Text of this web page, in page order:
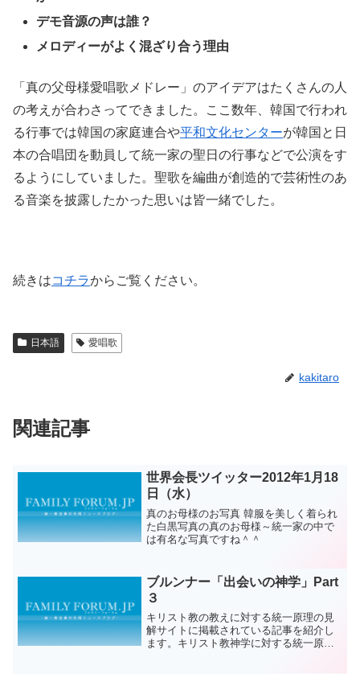
デモ音源の声は誰？
メロディーがよく混ざり合う理由
「真の父母様愛唱歌メドレー」のアイデアはたくさんの人
の考えが合わさってできました。ここ数年、韓国で行われ
る行事では韓国の家庭連合や平和文化センターが韓国と日
本の合唱団を動員して統一家の聖日の行事などで公演をす
るようにしていました。聖歌を編曲が創造的で芸術性のあ
る音楽を披露したかった思いは皆一緒でした。
続きはコチラからご覧ください。
日本語 愛唱歌
kakitaro
関連記事
世界会長ツイッター2012年1月18
日（水）
真のお母様のお写真 韓服を美しく着られ
た白黒写真の真のお母様～統一家の中で
は有名な写真ですね＾＾
ブルンナー「出会いの神学」Part
３
キリスト教の教えに対する統一原理の見
解サイトに掲載されている記事を紹介し
ます。キリスト教神学に対する統一原理